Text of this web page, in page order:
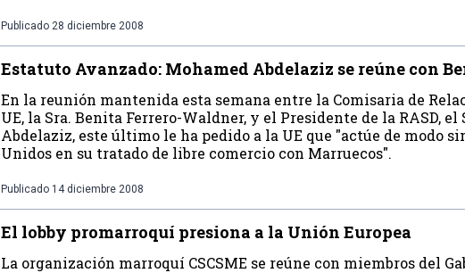
Publicado 28 diciembre 2008
Estatuto Avanzado: Mohamed Abdelaziz se reúne con
En la reunión mantenida esta semana entre la Comisaria de
UE, la Sra. Benita Ferrero-Waldner, y el Presidente de la RASD, el
Abdelaziz, este último le ha pedido a la UE que "actúe de modo
Unidos en su tratado de libre comercio con Marruecos".
Publicado 14 diciembre 2008
El lobby promarroquí presiona a la Unión Europea
La organización marroquí CSCSME se reúne con miembros del